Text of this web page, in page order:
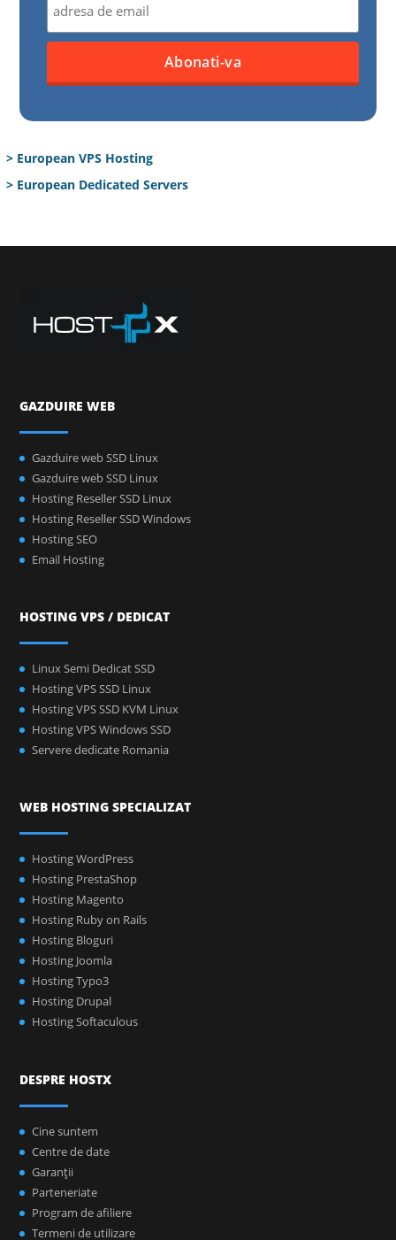
> European VPS Hosting
> European Dedicated Servers
GAZDUIRE WEB
Gazduire web SSD Linux
Gazduire web SSD Linux
Hosting Reseller SSD Linux
Hosting Reseller SSD Windows
Hosting SEO
Email Hosting
HOSTING VPS / DEDICAT
Linux Semi Dedicat SSD
Hosting VPS SSD Linux
Hosting VPS SSD KVM Linux
Hosting VPS Windows SSD
Servere dedicate Romania
WEB HOSTING SPECIALIZAT
Hosting WordPress
Hosting PrestaShop
Hosting Magento
Hosting Ruby on Rails
Hosting Bloguri
Hosting Joomla
Hosting Typo3
Hosting Drupal
Hosting Softaculous
DESPRE HOSTX
Cine suntem
Centre de date
Garanţii
Parteneriate
Program de afiliere
Termeni de utilizare